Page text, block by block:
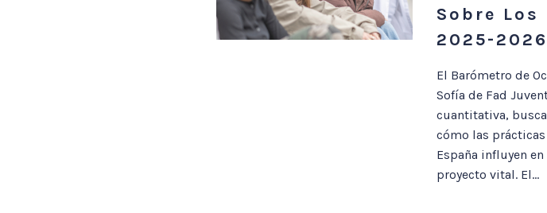
Sobre
2025-2026
El Barómetro de
Sofía de Fad
cuantitativa,
cómo las
España influyen
proyecto vital. El...